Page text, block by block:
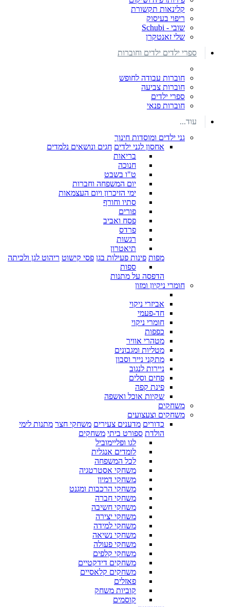
קלינאות תקשורת
ריפוי בעיסוק
שובי - Schubi
שלי זאנטקרן
ספרי ילדים ילדים וחוברות
חוברות עבודה לחופש
חוברות צביעה
ספרי ילדים
חוברות פנאי
עוד...
גני ילדים ומוסדות חינוך
אחסון לגני ילדים חגים ונושאים נלמדים
בריאות
חנוכה
ט"ו בשבט
יום המשפחה וחברות
ימי הזיכרון ויום העצמאות
סתיו וחורף
פורים
פסח ואביב
פרדס
רגשות
תיאטרון
מפות פינות פעילות בגן פסי קישוט ריהוט לגן ולכיתה
ספות
הדפסה על מתנות
חומרי ניקיון ומזון
אביזרי ניקוי
חד-פעמי
חומרי ניקוי
כפפות
מטהרי אוויר
מטליות ומגבונים
מתקני נייר וסבון
ניירות לנגוב
פחים וסלים
פינת קפה
שקיות אוכל ואשפה
משחקים
משחקים וצעצועים
כדורים מדענים צעירים משחקי חצר מתנות לימי
הולדת ספורט ביתי משחקים
לגו ופליימוביל
לומדים אנגלית
לכל המשפחה
משחקי אסטרטגיה
משחקי דמיון
משחקי הרכבות ומגנט
משחקי חברה
משחקי חשיבה
משחקי יצירה
משחקי למידה
משחקי נשיאה
משחקי פעולה
משחקי קלפים
משחקים דידקטיים
משחקים קלאסיים
פאזלים
קוביות משחק
קוסמים